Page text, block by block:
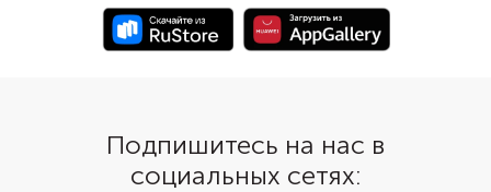
Подпишитесь на нас в
социальных сетях: